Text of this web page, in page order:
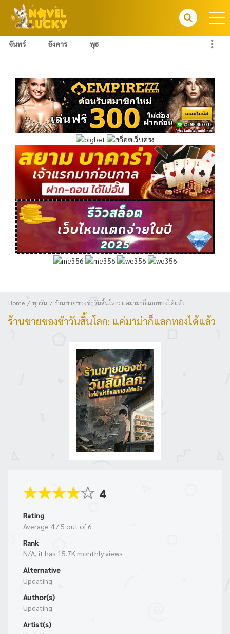
จันทร์ อังคาร พุธ
Home ทุกวัน ร้านขายของชำวันสิ้นโลก: แค่มาม่าก็แลกทองได้แล้ว
ร้านขายของชำวันสิ้นโลก: แค่มาม่าก็แลกทองได้แล้ว
4
Rating
Average 4/ 5 out of 6
Rank
N/A, it has 15.7K monthly views
Alternative
Updating
Author(s)
Updating
Artist(s)